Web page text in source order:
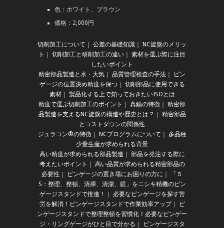
色：ホワイト、ブラウン
価格：2,000円
切削加工について ｜ 公差の基礎知識 ｜ NC旋盤のメリッ
ト ｜ 切削加工と研削加工の違い ｜ 素材を選ぶ際に注目
したいポイント
精密部品製造と水・大気 ｜ 品質管理検査の手法 ｜
ピン
ゲージの位置決め精度を保つ ｜ 切削部品に使用できる
素材｜ 製品化する上で知っておきたいISOとは
精度で選ぶ切削加工のポイント ｜ 真鍮の特徴 ｜ 精密部
品製造を支えるNC旋盤の構造や歴史とは？ ｜ 精密部品
とコストダウンの関係性
ジュラコン®の特徴｜ NCプログラムについて ｜
多品種
少量生産が求められる背景
高い精度が求められる部品製造 ｜ 部品を発注する際に
考えたいポイント ｜ 高い品質が求められる精密部品の
必要性 ｜ ピンゲージの置き場にお困りの方に ｜
「５
S：整理、整頓、清掃、清潔、躾」をニシキ精機のピン
ゲージスタンドで推進！
｜
必要なピンゲージを探す苦
労を解消！ピンゲージスタンドで作業効率アップ｜
ピ
ンゲージスタンドで整理整頓を習慣化！必要なピンゲー
ジ・リングゲージがひと目で分かる ｜
ピンゲージスタ